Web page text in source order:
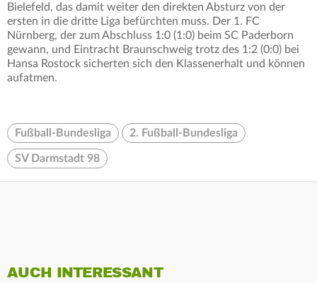
Bielefeld, das damit weiter den direkten Absturz von der
ersten in die dritte Liga befürchten muss. Der 1. FC
Nürnberg, der zum Abschluss 1:0 (1:0) beim SC Paderborn
gewann, und Eintracht Braunschweig trotz des 1:2 (0:0) bei
Hansa Rostock sicherten sich den Klassenerhalt und können
aufatmen.
Fußball-Bundesliga 2. Fußball-Bundesliga
SV Darmstadt 98
AUCH INTERESSANT